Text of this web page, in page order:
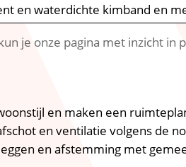
en waterdichte kimband en
je onze pagina met inzicht in
en maken een
en ventilatie volgens de
en afstemming met